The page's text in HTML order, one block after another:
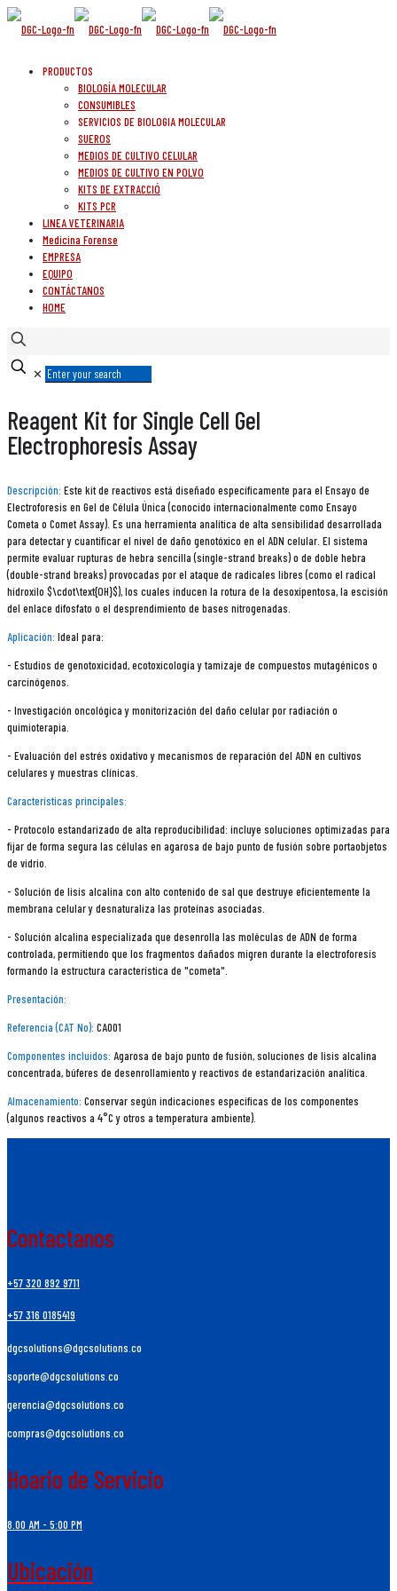
PRODUCTOS
BIOLOGÍA MOLECULAR
CONSUMIBLES
SERVICIOS DE BIOLOGIA MOLECULAR
SUEROS
MEDIOS DE CULTIVO CELULAR
MEDIOS DE CULTIVO EN POLVO
KITS DE EXTRACCIÓ
KITS PCR
LINEA VETERINARIA
Medicina Forense
EMPRESA
EQUIPO
CONTÁCTANOS
HOME
✕
Reagent Kit for Single Cell Gel
Electrophoresis Assay
Descripción: Este kit de reactivos está diseñado específicamente para el Ensayo de
Electroforesis en Gel de Célula Única (conocido internacionalmente como Ensayo
Cometa o Comet Assay). Es una herramienta analítica de alta sensibilidad desarrollada
para detectar y cuantificar el nivel de daño genotóxico en el ADN celular. El sistema
permite evaluar rupturas de hebra sencilla (single-strand breaks) o de doble hebra
(double-strand breaks) provocadas por el ataque de radicales libres (como el radical
hidroxilo $\cdot\text{OH}$), los cuales inducen la rotura de la desoxipentosa, la escisión
del enlace difosfato o el desprendimiento de bases nitrogenadas.
Aplicación: Ideal para:
- Estudios de genotoxicidad, ecotoxicología y tamizaje de compuestos mutagénicos o
carcinógenos.
- Investigación oncológica y monitorización del daño celular por radiación o
quimioterapia.
- Evaluación del estrés oxidativo y mecanismos de reparación del ADN en cultivos
celulares y muestras clínicas.
Características principales:
- Protocolo estandarizado de alta reproducibilidad: incluye soluciones optimizadas para
fijar de forma segura las células en agarosa de bajo punto de fusión sobre portaobjetos
de vidrio.
- Solución de lisis alcalina con alto contenido de sal que destruye eficientemente la
membrana celular y desnaturaliza las proteínas asociadas.
- Solución alcalina especializada que desenrolla las moléculas de ADN de forma
controlada, permitiendo que los fragmentos dañados migren durante la electroforesis
formando la estructura característica de "cometa".
Presentación:
Referencia (CAT No): CA001
Componentes incluidos: Agarosa de bajo punto de fusión, soluciones de lisis alcalina
concentrada, búferes de desenrollamiento y reactivos de estandarización analítica.
Almacenamiento: Conservar según indicaciones específicas de los componentes
(algunos reactivos a 4°C y otros a temperatura ambiente).
Contactanos
+57 320 892 9711
+57 316 0185419
dgcsolutions@dgcsolutions.co
soporte@dgcsolutions.co
gerencia@dgcsolutions.co
compras@dgcsolutions.co
Hoario de Servicio
8.00 AM - 5:00 PM
Ubicación